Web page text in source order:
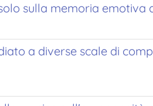
sulla memoria emotiva
a diverse scale di